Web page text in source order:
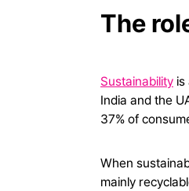
The
Sustainability is
India and the
37% of
When
mainly